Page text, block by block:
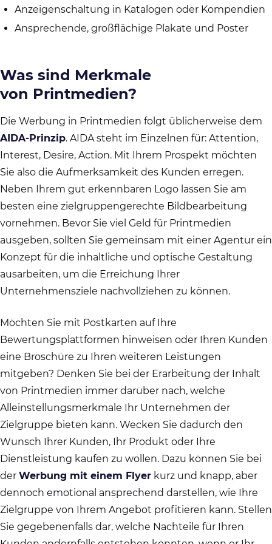
Anzeigenschaltung in Katalogen oder Kompendien
Ansprechende, großflächige Plakate und Poster
Was sind Merkmale
von Printmedien?
Die Werbung in Printmedien folgt üblicherweise dem
AIDA-Prinzip. AIDA steht im Einzelnen für: Attention,
Interest, Desire, Action. Mit Ihrem Prospekt möchten
Sie also die Aufmerksamkeit des Kunden erregen.
Neben Ihrem gut erkennbaren Logo lassen Sie am
besten eine zielgruppengerechte Bildbearbeitung
vornehmen. Bevor Sie viel Geld für Printmedien
ausgeben, sollten Sie gemeinsam mit einer Agentur ein
Konzept für die inhaltliche und optische Gestaltung
ausarbeiten, um die Erreichung Ihrer
Unternehmensziele nachvollziehen zu können.
Möchten Sie mit Postkarten auf Ihre
Bewertungsplattformen hinweisen oder Ihren Kunden
eine Broschüre zu Ihren weiteren Leistungen
mitgeben? Denken Sie bei der Erarbeitung der Inhalt
von Printmedien immer darüber nach, welche
Alleinstellungsmerkmale Ihr Unternehmen der
Zielgruppe bieten kann. Wecken Sie dadurch den
Wunsch Ihrer Kunden, Ihr Produkt oder Ihre
Dienstleistung kaufen zu wollen. Dazu können Sie bei
der Werbung mit einem Flyer kurz und knapp, aber
dennoch emotional ansprechend darstellen, wie Ihre
Zielgruppe von Ihrem Angebot profitieren kann. Stellen
Sie gegebenenfalls dar, welche Nachteile für Ihren